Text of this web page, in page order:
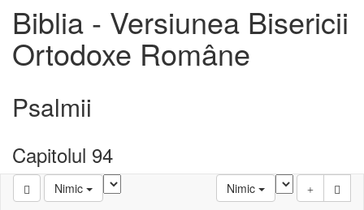
Biblia - Versiunea Bisericii
Ortodoxe Române
Psalmii
Capitolul 94
Nimic Nimic